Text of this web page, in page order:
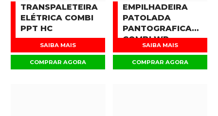
TRANSPALETEIRA
ELÉTRICA COMBI
PPT HC
SAIBA MAIS
COMPRAR AGORA
EMPILHADEIRA
PATOLADA
PANTOGRAFICA
COMBI WR
SAIBA MAIS
COMPRAR AGORA